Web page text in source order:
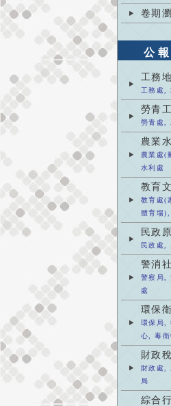
卷期
公
工務
工務處,
勞青
勞青處,
農業
農業處(
水利處
教育
教育處(
體育場
民政
民政處,
警消
警察局,
處
環保
環保局,
心, 毒衛
財政
財政處,
局
綜合